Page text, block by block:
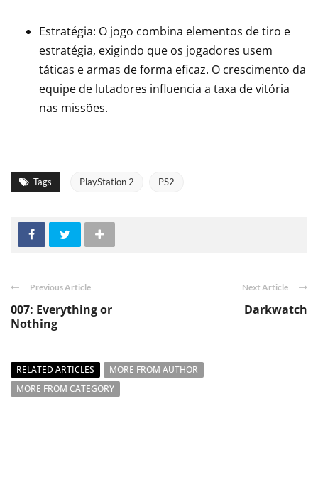
Estratégia: O jogo combina elementos de tiro e
estratégia, exigindo que os jogadores usem
táticas e armas de forma eficaz. O crescimento da
equipe de lutadores influencia a taxa de vitória
nas missões.
Tags PlayStation 2 PS2
Previous Article
007: Everything or
Nothing
Next Article
Darkwatch
RELATED ARTICLES
MORE FROM AUTHOR
MORE FROM CATEGORY